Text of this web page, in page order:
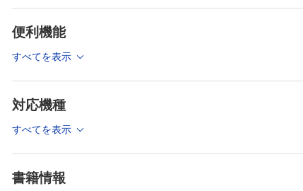
4 深部静脈血栓症と肺血栓塞栓症
5 圧迫療法による静脈血栓塞栓症の予防
Topics 1 超音波診断の進歩とバスキュラーラボ
Topics 2 災害時における弾性ストッキング
2 リンパ浮腫の特徴と診断
便利機能
すべてを表示
対応機種
すべてを表示
書籍情報